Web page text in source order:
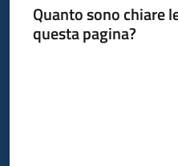
Quanto sono chiare
questa pagina?